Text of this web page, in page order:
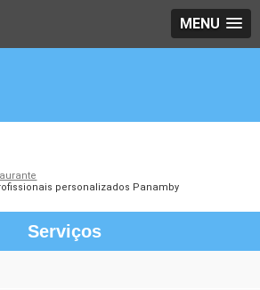
MENU
personalizados Panamby
Serviços